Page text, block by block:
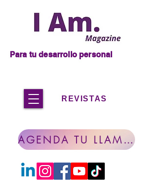
REVISTAS
Para tu desarrollo personal
AGENDA TU LLAMADA